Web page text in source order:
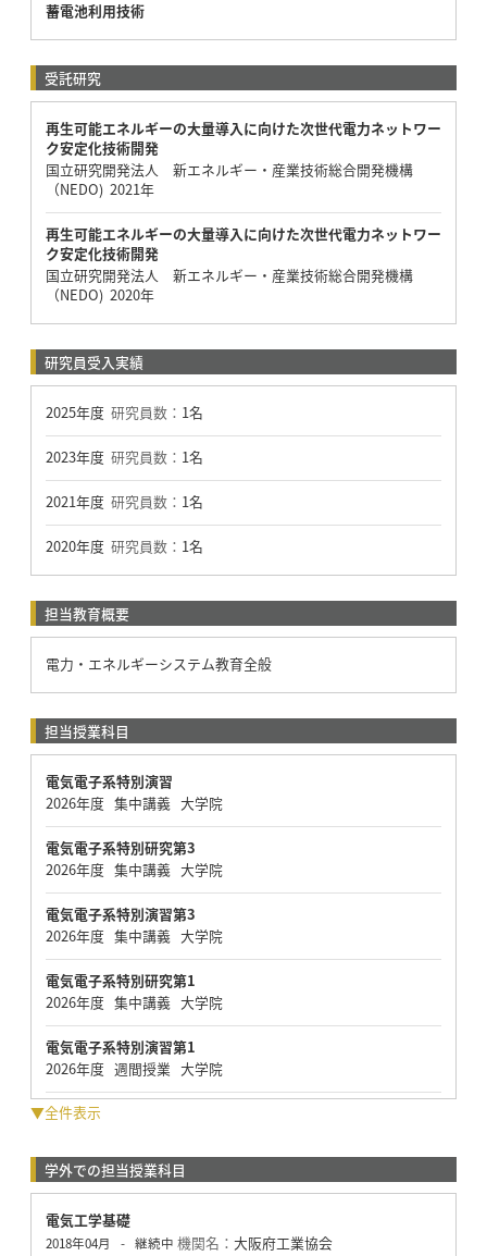
蓄電池利用技術
受託研究
再生可能エネルギーの大量導入に向けた次世代電力ネットワー
ク安定化技術開発
国立研究開発法人 新エネルギー・産業技術総合開発機構
（NEDO) 2021年
再生可能エネルギーの大量導入に向けた次世代電力ネットワー
ク安定化技術開発
国立研究開発法人 新エネルギー・産業技術総合開発機構
（NEDO) 2020年
研究員受入実績
2025年度 研究員数： 1名
2023年度 研究員数： 1名
2021年度 研究員数： 1名
2020年度 研究員数： 1名
担当教育概要
電力・エネルギーシステム教育全般
担当授業科目
電気電子系特別演習
2026年度 集中講義 大学院
電気電子系特別研究第3
2026年度 集中講義 大学院
電気電子系特別演習第3
2026年度 集中講義 大学院
電気電子系特別研究第1
2026年度 集中講義 大学院
電気電子系特別演習第1
2026年度 週間授業 大学院
▼全件表示
学外での担当授業科目
電気工学基礎
2018年04月 - 継続中 機関名： 大阪府工業協会